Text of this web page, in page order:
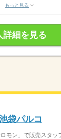
もっと見る
詳細を見る
袋パルコ
モン」で販売スタ